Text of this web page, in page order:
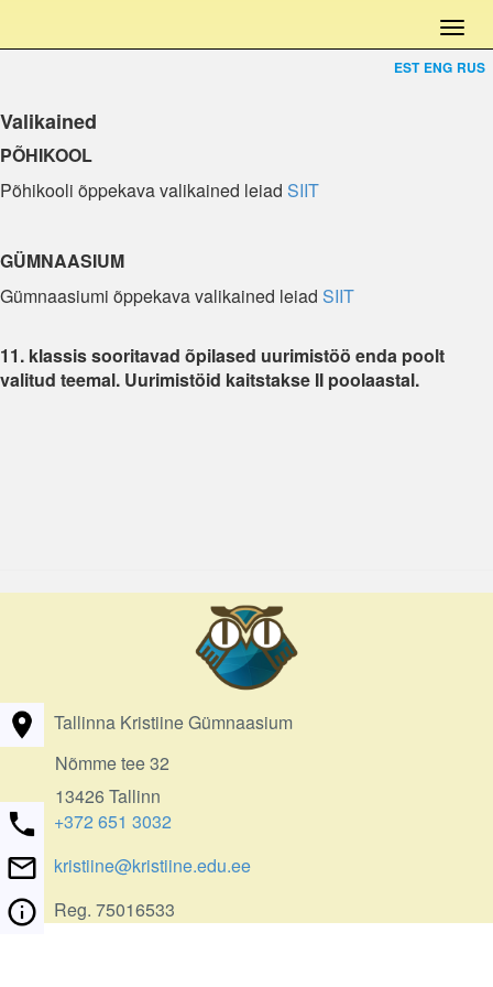
EST ENG RUS
Valikained
PÕHIKOOL
Põhikooli õppekava valikained leiad SIIT
GÜMNAASIUM
Gümnaasiumi õppekava valikained leiad SIIT
11. klassis sooritavad õpilased uurimistöö enda poolt
valitud teemal. Uurimistöid kaitstakse II poolaastal.
Tallinna Kristiine Gümnaasium
Nõmme tee 32
13426 Tallinn
+372 651 3032
kristiine@kristiine.edu.ee
Reg. 75016533